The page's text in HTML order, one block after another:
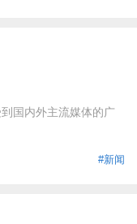
国内外主流媒体的广
#新闻